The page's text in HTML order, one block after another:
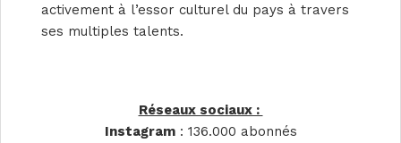
activement à l’essor culturel du pays à travers
ses multiples talents.
Réseaux sociaux :
Instagram: 136.000 abonnés